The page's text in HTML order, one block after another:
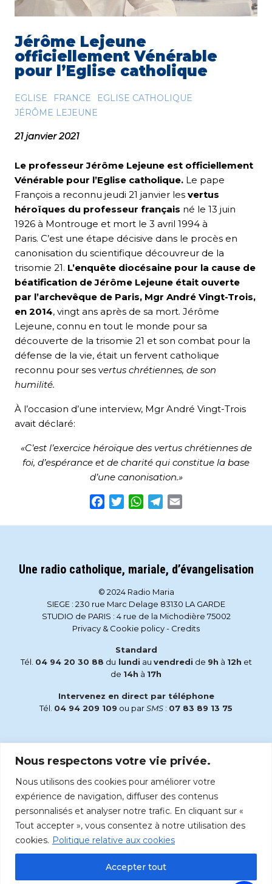
Nous respectons votre vie privée.
Nous utilisons des cookies pour améliorer votre
expérience de navigation, diffuser des contenus
personnalisés et analyser notre trafic. En cliquant sur «
Tout accepter », vous consentez à notre utilisation des
cookies. Politique relative aux cookies
Accepter tout
Jérôme Lejeune
officiellement Vénérable
pour l’Eglise catholique
EGLISE FRANCE
EGLISE CATHOLIQUE
JÉRÔME LEJEUNE
21 janvier 2021
Le professeur Jérôme Lejeune est officiellement
Vénérable pour l’Eglise catholique. Le pape
François a reconnu jeudi 21 janvier les vertus
héroïques du professeur français né le 13 juin
1926 à Montrouge et mort le 3 avril 1994 à
Paris. C’est une étape décisive dans le procès en
canonisation du scientifique découvreur de la
trisomie 21. L’enquête diocésaine pour la cause de
béatification de Jérôme Lejeune était ouverte
par l’archevêque de Paris, Mgr André Vingt-Trois,
en 2014, vingt ans après de sa mort. Jérôme
Lejeune, connu en tout le monde pour sa
découverte de la trisomie 21 et son combat pour la
défense de la vie, était un fervent catholique
reconnu pour ses vertus chrétiennes, de son
humilité.
À l’occasion d’une interview, Mgr André Vingt-Trois
avait déclaré:
«C’est l’exercice héroïque des vertus chrétiennes de
foi, d’espérance et de charité qui constitue la base
d’une canonisation.»
Facebook
TwitterWhatsApp
Telegram
Une radio catholique, mariale, d’évangelisation
© 2024 Radio Maria
SIEGE : 230 rue Marc Delage 83130 LA GARDE
STUDIO de PARIS : 4 rue de la Michodière 75002
Privacy & Cookie policy- Credits
Standard
Tél. 04 94 20 30 88 du lundi au vendredi de 9h à 12h et
de 14h à 17h
Intervenez en direct par téléphone
Tél. 04 94 209 109 ou parSMS : 07 83 89 13 75
accueil@radiomaria.fr
Écoutez Radio Maria sur :